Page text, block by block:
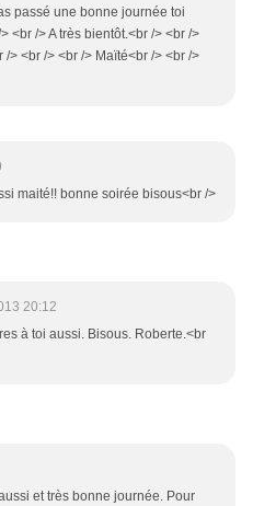
passé une bonne journée toi
<br /> A très bientôt.<br /> <br />
/> <br /> <br /> Maïté<br /> <br />
maité!! bonne soirée bisous<br />
20:12
à toi aussi. Bisous. Roberte.<br
et très bonne journée. Pour